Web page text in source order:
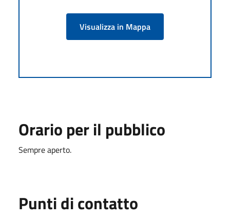
Visualizza in Mappa
Orario per il pubblico
Sempre aperto.
Punti di contatto